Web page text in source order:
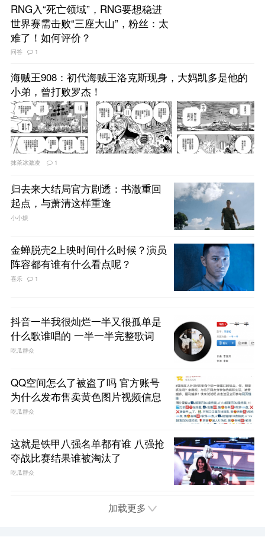
RNG入“死亡领域”，RNG要想稳进
世界赛需击败“三座大山”，粉丝：太
难了！如何评价？
问答 1
海贼王908：初代海贼王洛克斯现身，大妈凯多是他的
小弟，曾打败罗杰！
抹茶冰激凌 1
归去来大结局官方剧透：书澈重回
起点，与萧清这样重逢
小小娱
金蝉脱壳2上映时间什么时候？演员
阵容都有谁有什么看点呢？
喜乐 1
抖音一半我很灿烂一半又很孤单是
什么歌谁唱的 一半一半完整歌词
吃瓜群众
QQ空间怎么了被盗了吗 官方账号
为什么发布售卖黄色图片视频信息
吃瓜群众
这就是铁甲八强名单都有谁 八强抢
夺战比赛结果谁被淘汰了
吃瓜群众
加载更多